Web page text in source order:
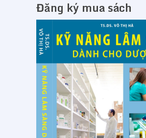
Đăng ký mua sách